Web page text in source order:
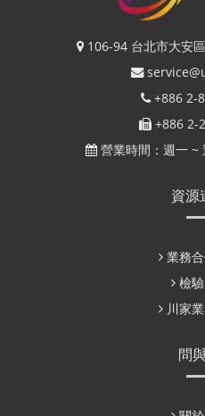
106-94 台北市大安
+886 2-
+886 2-
營業時間：週一 ~
資源
業務
檢驗
川家
問